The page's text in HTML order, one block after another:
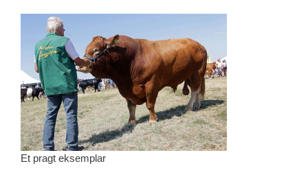
Et pragt eksemplar